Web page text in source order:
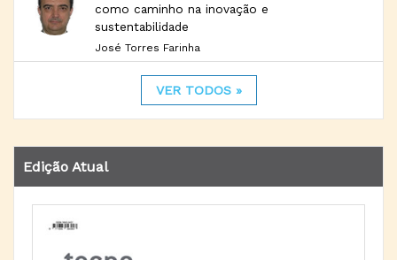
como caminho na inovação e
sustentabilidade
José Torres Farinha
VER TODOS »
Edição Atual